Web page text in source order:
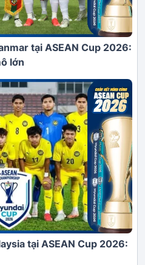
tại ASEAN Cup 2026:
lớn
tại ASEAN Cup 2026: